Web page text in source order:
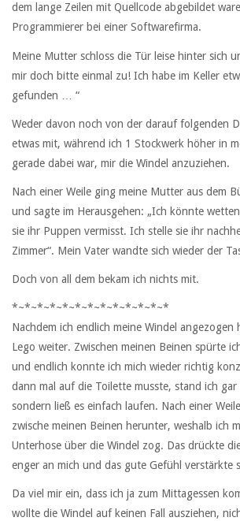
dem lange Zeilen mit Quellcode abgebildet
Programmierer bei einer Softwarefirma.
Meine Mutter schloss die Tür leise hinter sich
mir doch bitte einmal zu! Ich habe im Keller
gefunden … “
Weder davon noch von der darauf folgenden
etwas mit, während ich 1 Stockwerk höher in
gerade dabei war, mir die Windel anzuziehen.
Nach einer Weile ging meine Mutter aus dem
und sagte im Herausgehen: „Ich könnte
sie ihr Puppen vermisst. Ich stelle sie ihr
Zimmer“. Mein Vater wandte sich wieder der
Doch von all dem bekam ich nichts mit.
*~*~*~*~*~*~*~*~*~*~*~*~*
Nachdem ich endlich meine Windel angezogen
Lego weiter. Zwischen meinen Beinen spürte
und endlich konnte ich mich wieder richtig
dann mal auf die Toilette musste, stand ich
sondern ließ es einfach laufen. Nach einer
zwische meinen Beinen herunter, weshalb ich
Unterhose über die Windel zog. Das drückte
enger an mich und das gute Gefühl verstärkte
Da viel mir ein, dass ich ja zum Mittagessen
wollte die Windel auf keinen Fall ausziehen,